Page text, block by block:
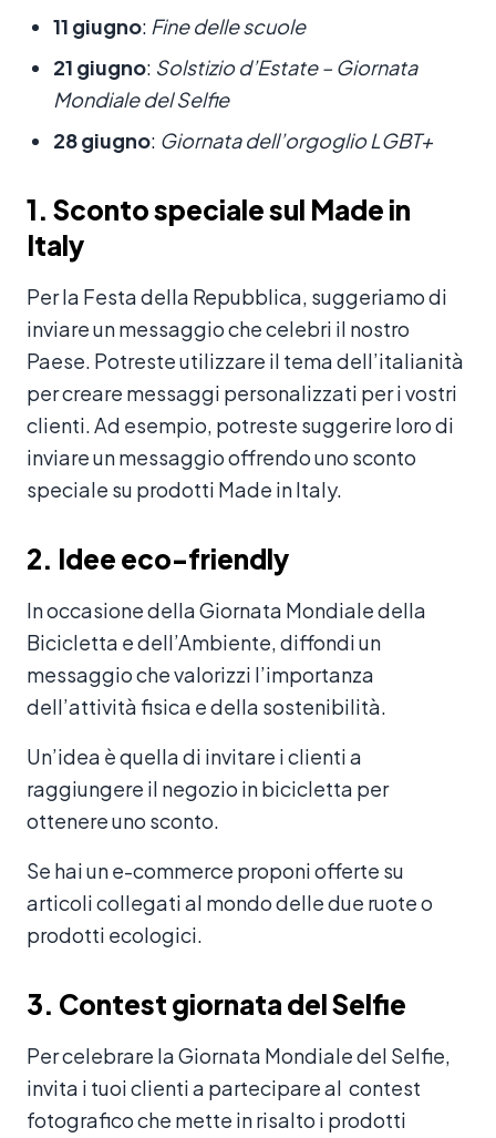
11 giugno: Fine delle scuole
21 giugno: Solstizio d’Estate – Giornata
Mondiale del Selfie
28 giugno: Giornata dell’orgoglio LGBT+
1. Sconto speciale sul Made in
Italy
Per la Festa della Repubblica, suggeriamo di
inviare un messaggio che celebri il nostro
Paese. Potreste utilizzare il tema dell’italianità
per creare messaggi personalizzati per i vostri
clienti. Ad esempio, potreste suggerire loro di
inviare un messaggio offrendo uno sconto
speciale su prodotti Made in Italy.
2. Idee eco-friendly
In occasione della Giornata Mondiale della
Bicicletta e dell’Ambiente, diffondi un
messaggio che valorizzi l’importanza
dell’attività fisica e della sostenibilità.
Un’idea è quella di invitare i clienti a
raggiungere il negozio in bicicletta per
ottenere uno sconto.
Se hai un e-commerce proponi offerte su
articoli collegati al mondo delle due ruote o
prodotti ecologici.
3. Contest giornata del Selfie
Per celebrare la Giornata Mondiale del Selfie,
invita i tuoi clienti a partecipare al contest
fotografico che mette in risalto i prodotti